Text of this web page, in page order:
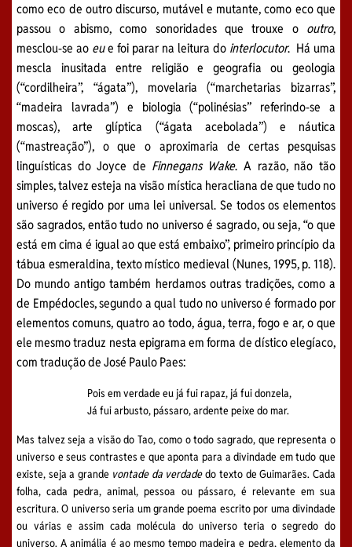
como eco de outro discurso, mutável e mutante, como eco que
passou o abismo, como sonoridades que trouxe o outro,
mesclou-se ao eue foi parar na leitura do interlocutor. Há uma
mescla inusitada entre religião e geografia ou geologia
(“cordilheira”, “ágata”), movelaria (“marchetarias bizarras”,
“madeira lavrada”) e biologia (“polinésias” referindo-se a
moscas), arte glíptica (“ágata acebolada”) e náutica
(“mastreação”), o que o aproximaria de certas pesquisas
linguísticas do Joyce de Finnegans Wake. A razão, não tão
simples, talvez esteja na visão mística heracliana de que tudo no
universo é regido por uma lei universal. Se todos os elementos
são sagrados, então tudo no universo é sagrado, ou seja, “o que
está em cima é igual ao que está embaixo”, primeiro princípio da
tábua esmeraldina, texto místico medieval (Nunes, 1995, p. 118).
Do mundo antigo também herdamos outras tradições, como a
de Empédocles, segundo a qual tudo no universo é formado por
elementos comuns, quatro ao todo, água, terra, fogo e ar, o que
ele mesmo traduz nesta epigrama em forma de dístico elegíaco,
com tradução de José Paulo Paes:
Pois em verdade eu já fui rapaz, já fui donzela,
Já fui arbusto, pássaro, ardente peixe do mar.
Mas talvez seja a visão do Tao, como o todo sagrado, que representa o
universo e seus contrastes e que aponta para a divindade em tudo que
existe, seja a grande vontade da verdadedo texto de Guimarães. Cada
folha, cada pedra, animal, pessoa ou pássaro, é relevante em sua
escritura. O universo seria um grande poema escrito por uma divindade
ou várias e assim cada molécula do universo teria o segredo do
universo. A animália é ao mesmo tempo madeira e pedra, elemento da